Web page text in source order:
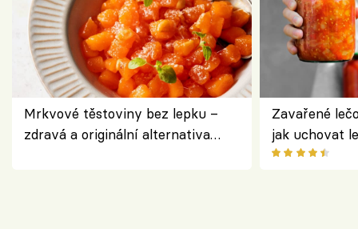
Mrkvové těstoviny bez lepku –
zdravá a originální alternativa
Zavařené
jak uchovat